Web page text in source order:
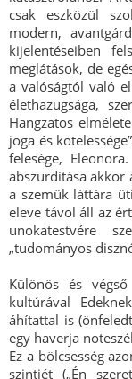
csak eszközül
modern,
kijelentéseiben
meglátások, de
a valóságtól való
élethazugsága,
Hangzatos
joga és
felesége,
abszurditása akkor
a szemük láttára
eleve távol áll az
unokatestvére
„tudományos
Különös és
kultúrával
áhítattal is
egy haverja
Ez a bölcsesség
szintjét („Én